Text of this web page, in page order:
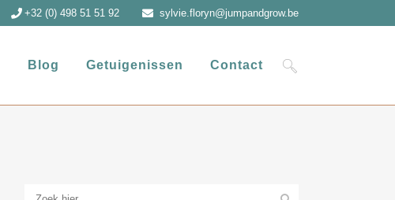
+32 (0) 498 51 51 92 sylvie.floryn@jumpandgrow.be
Blog Getuigenissen Contact